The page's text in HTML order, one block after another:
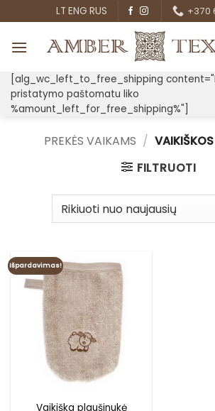
to
content
LT ENG RUS +370
[alg_wc_left_to_free_shipping
pristatymo paštomatu liko
%amount_left_for_free_shipping%"]
PREKĖS VAIKAMS /
FILTRUOTI
Išpardavimas!
Vaikiška plaušinukė